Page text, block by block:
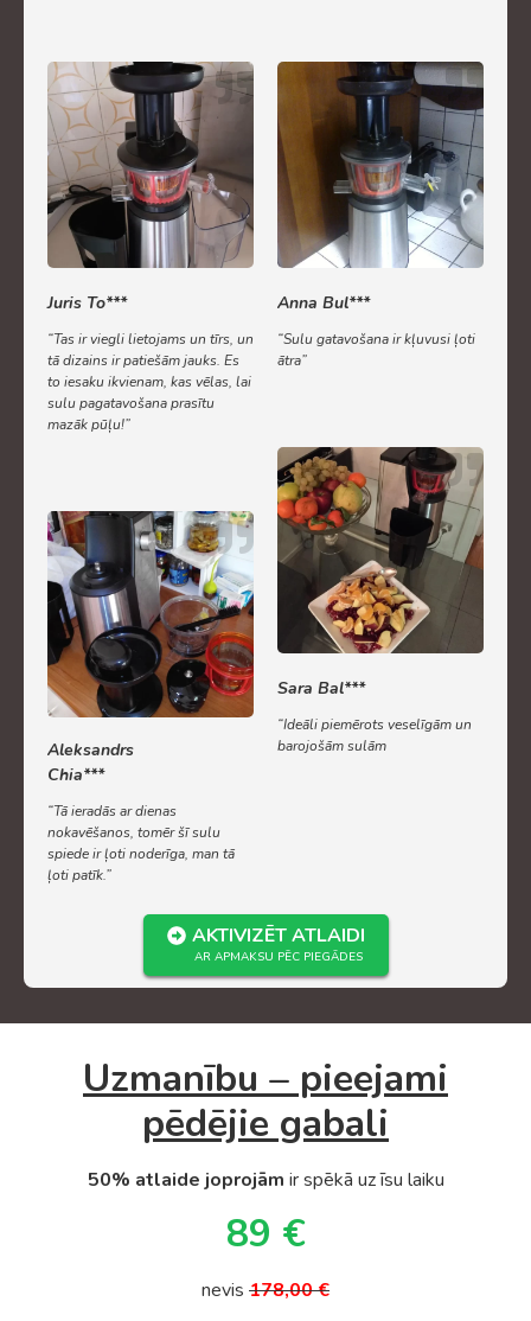
Juris To***
“Tas ir viegli lietojams un tīrs, un
tā dizains ir patiešām jauks. Es
to iesaku ikvienam, kas vēlas, lai
sulu pagatavošana prasītu
mazāk pūļu!”
Aleksandrs
Chia***
“Tā ieradās ar dienas
nokavēšanos, tomēr šī sulu
spiede ir ļoti noderīga, man tā
ļoti patīk.”
Anna Bul***
“Sulu gatavošana ir kļuvusi ļoti
ātra”
Sara Bal***
“Ideāli piemērots veselīgām un
barojošām sulām
AKTIVIZĒT ATLAIDI
AR APMAKSU PĒC PIEGĀDES
Uzmanību – pieejami
pēdējie gabali
50% atlaide joprojām ir spēkā uz īsu laiku
89 €
nevis 178,00 €